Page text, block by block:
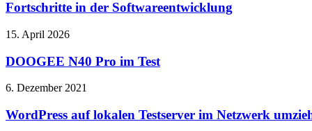
Fortschritte in der Softwareentwicklung
15. April 2026
DOOGEE N40 Pro im Test
6. Dezember 2021
WordPress auf lokalen Testserver im Netzwerk